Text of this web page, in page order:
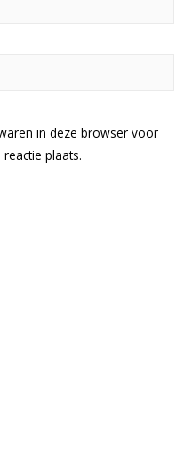
in deze browser voor
plaats.